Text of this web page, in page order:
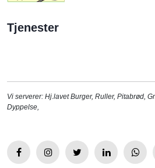
Tjenester
Vi serverer: Hj.lavet Burger, Ruller, Pitabrød,
Dyppelse,